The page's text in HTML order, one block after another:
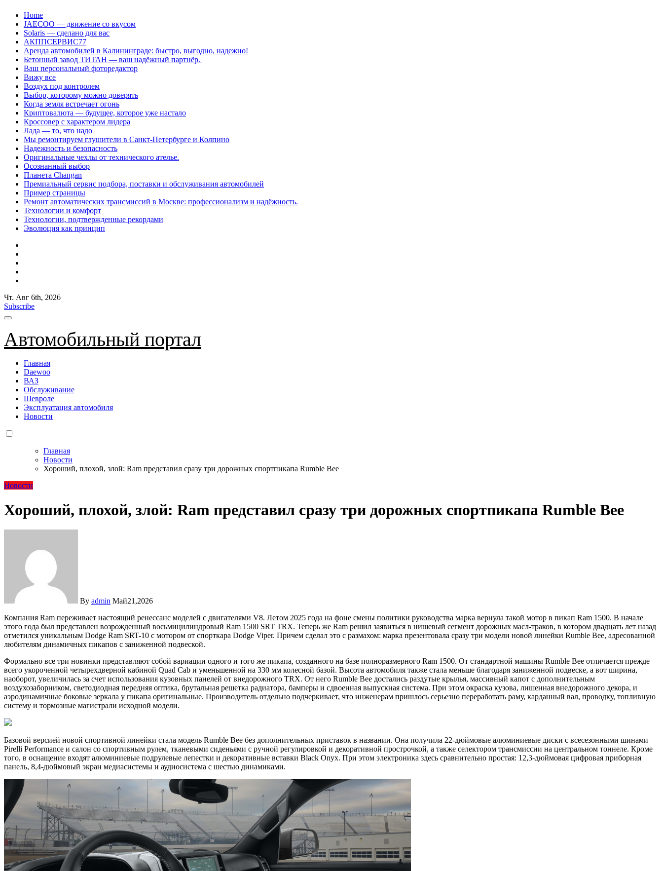
Перейти
содержанию
Home
JAECOO — движение со вкусом
Solaris — сделано для вас
АКППСЕРВИС77
Аренда автомобилей в Калининграде: быстро, выгодно, надежно!
Бетонный завод ТИТАН — ваш надёжный партнёр.
Ваш персональный фоторедактор
Вижу все
Воздух под контролем
Выбор, которому можно доверять
Когда земля встречает огонь
Криптовалюта — будущее, которое уже настало
Кроссовер с характером лидера
Лада — то, что надо
Мы ремонтируем глушители в Санкт-Петербурге и Колпино
Надежность и безопасность
Оригинальные чехлы от технического ателье.
Осознанный выбор
Планета Changan
Премиальный сервис подбора, поставки и обслуживания автомобилей
Пример страницы
Ремонт автоматических трансмиссий в Москве: профессионализм и надёжность.
Технологии и комфорт
Технологии, подтвержденные рекордами
Эволюция как принцип
Чт. Авг 6th, 2026
Subscribe
Автомобильный портал
Главная
Daewoo
ВАЗ
Обслуживание
Шевроле
Эксплуатация автомобиля
Новости
Главная
Новости
Хороший, плохой, злой: Ram представил сразу три дорожных спортпикапа Rumble Bee
Новости
Хороший, плохой, злой: Ram представил сразу три дорожных спортпикапа Rumble Bee
By admin Май21,2026
Компания Ram переживает настоящий ренессанс моделей с двигателями V8. Летом 2025 года на фоне смены политики руководства марка вернула такой мотор в пикап Ram 1500. В начале
этого года был представлен возрожденный восьмицилиндровый Ram 1500 SRT TRX. Теперь же Ram решил заявиться в нишевый сегмент дорожных масл-траков, в котором двадцать лет назад
отметился уникальным Dodge Ram SRT-10 с мотором от спорткара Dodge Viper. Причем сделал это с размахом: марка презентовала сразу три модели новой линейки Rumble Bee, адресованной
любителям динамичных пикапов с заниженной подвеской.
Формально все три новинки представляют собой вариации одного и того же пикапа, созданного на базе полноразмерного Ram 1500. От стандартной машины Rumble Bee отличается прежде
всего укороченной четырехдверной кабиной Quad Cab и уменьшенной на 330 мм колесной базой. Высота автомобиля также стала меньше благодаря заниженной подвеске, а вот ширина,
наоборот, увеличилась за счет использования кузовных панелей от внедорожного TRX. От него Rumble Bee достались раздутые крылья, массивный капот с дополнительным
воздухозаборником, светодиодная передняя оптика, брутальная решетка радиатора, бамперы и сдвоенная выпускная система. При этом окраска кузова, лишенная внедорожного декора, и
аэродинамичные боковые зеркала у пикапа оригинальные. Производитель отдельно подчеркивает, что инженерам пришлось серьезно переработать раму, карданный вал, проводку, топливную
систему и тормозные магистрали исходной модели.
Базовой версией новой спортивной линейки стала модель Rumble Bee без дополнительных приставок в названии. Она получила 22-дюймовые алюминиевые диски с всесезонными шинами
Pirelli Performance и салон со спортивным рулем, тканевыми сиденьями с ручной регулировкой и декоративной прострочкой, а также селектором трансмиссии на центральном тоннеле. Кроме
того, в оснащение входят алюминиевые подрулевые лепестки и декоративные вставки Black Onyx. При этом электроника здесь сравнительно простая: 12,3-дюймовая цифровая приборная
панель, 8,4-дюймовый экран медиасистемы и аудиосистема с шестью динамиками.